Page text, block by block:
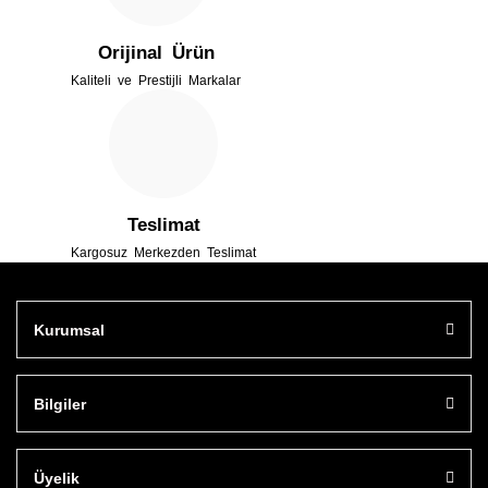
Orijinal Ürün
Kaliteli ve Prestijli Markalar
Teslimat
Kargosuz Merkezden Teslimat
Kurumsal
Bilgiler
Üyelik